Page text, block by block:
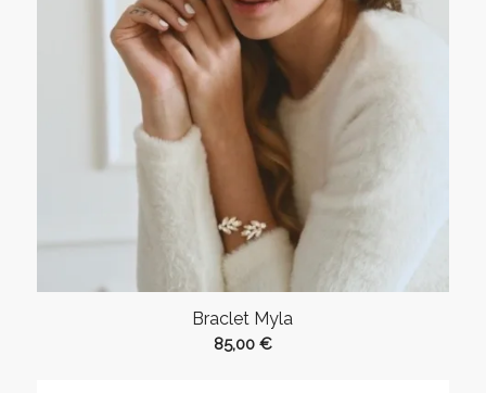
Braclet Myla
85,00 €